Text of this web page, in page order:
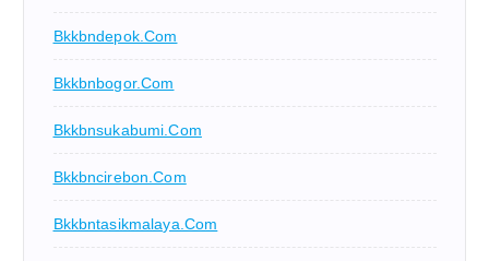
Bkkbndepok.com
Bkkbnbogor.com
Bkkbnsukabumi.com
Bkkbncirebon.com
Bkkbntasikmalaya.com